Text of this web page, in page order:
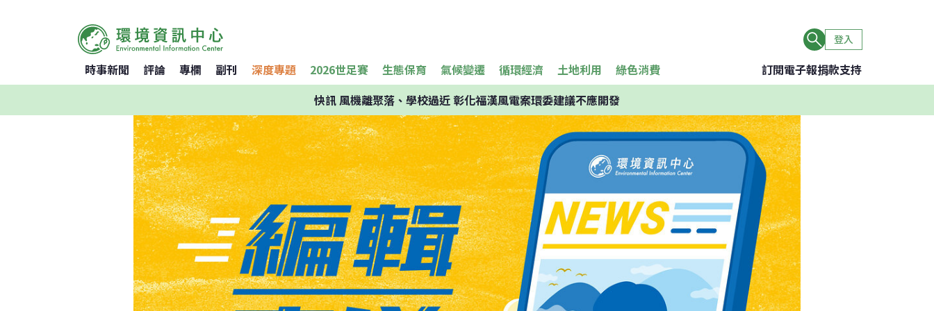
登入
時事新聞 評論 專欄 副刊 深度專題 2026世足賽 生態保育 氣候變遷 循環經濟 土地利用 綠色消費 訂閱電子報捐款支持
快訊風機離聚落、學校過近 彰化福漢風電案環委建議不應開發